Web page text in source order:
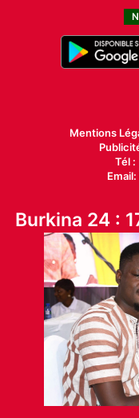
Mentions
Tél
Burkina 24 :